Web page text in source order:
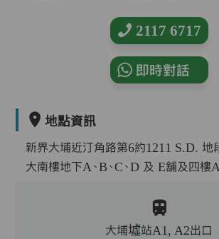
2117 6717
即時對話
地點資訊
新界大埔近汀角路第6約1211 S.D. 地
大南樓地下A、B、C、D 及 E舖及四樓
大埔墟站A1, A2出口